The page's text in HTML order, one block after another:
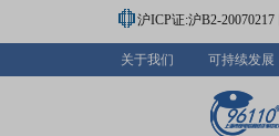
沪ICP证:沪B2-20070217
关于我们 可持续发展